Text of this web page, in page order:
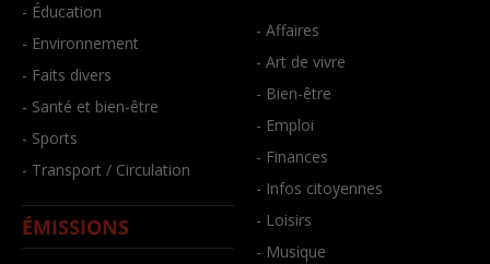
- Éducation
- Environnement
- Faits divers
- Santé et bien-être
- Sports
- Transport / Circulation
ÉMISSIONS
- Affaires
- Art de vivre
- Bien-être
- Emploi
- Finances
- Infos citoyennes
- Loisirs
- Musique